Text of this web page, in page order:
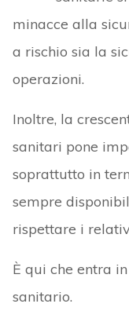
minacce alla
a rischio sia la
operazioni.
Inoltre, la
sanitari pone
soprattutto in
sempre
rispettare i
È qui che entra
sanitario.